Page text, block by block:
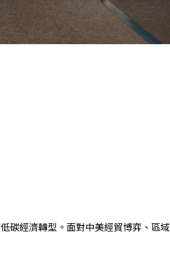
碳經濟轉型。面對中美經貿博弈、區域